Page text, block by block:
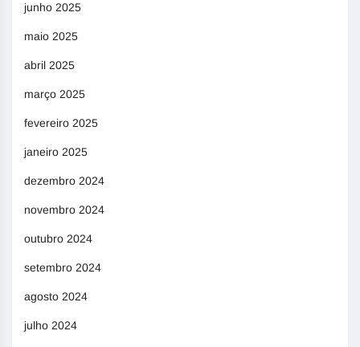
junho 2025
maio 2025
abril 2025
março 2025
fevereiro 2025
janeiro 2025
dezembro 2024
novembro 2024
outubro 2024
setembro 2024
agosto 2024
julho 2024